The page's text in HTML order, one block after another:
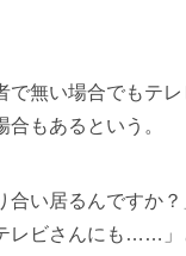
で無い場合でもテ
もあるという。
合い居るんですか
レビさんにも……